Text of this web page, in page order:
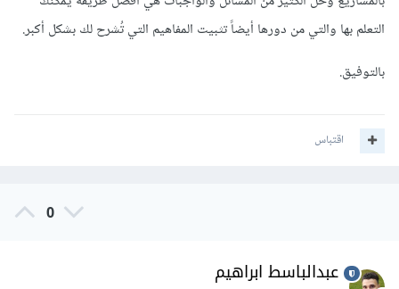
التعلم بها والتي من دورها أيضاً تثبيت المفاهيم التي تُشرح لك بشكل أكبر.
بالتوفيق.
اقتباس
0
عبدالباسط ابراهيم